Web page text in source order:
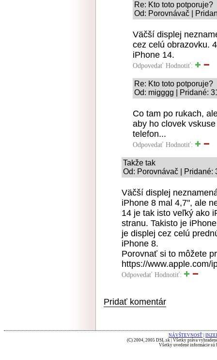
Re: Kto toto potporuje?
Od: Porovnávač |
Väčší displej
cez celú obrazovku.
iPhone 14.
Odpovedať Hodnotiť:
Re: Kto toto potporuje?
Od: migggg | Pridané:
Co tam po rukach,
aby ho clovek
telefon...
Odpovedať Hodnotiť:
Takže tak
Od: Porovnávač | Pridané:
Väčší displej
iPhone 8 mal 4,7", ale
14 je tak isto veľký ako
stranu. Takisto je
je displej cez celú
iPhone 8.
Porovnať si to môžete
https://www.apple.com/
Odpovedať Hodnotiť:
Pridať komentár
NÁVŠTEVNOSŤ
(C) 2004, 2005 DSL.sk | Všetky práva
Všetky uvedené informácie sú